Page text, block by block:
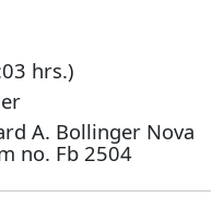
hrs.)
A. Bollinger Nova
no. Fb 2504